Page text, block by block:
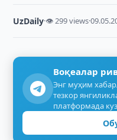
UzDaily·👁 299 views·
Воқеалар
Энг муҳим
тезкор
платформада